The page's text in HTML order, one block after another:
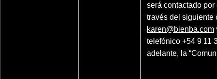
será contactado
través del siguiente
karen@bienba.com
telefónico +54 9 11
adelante, la